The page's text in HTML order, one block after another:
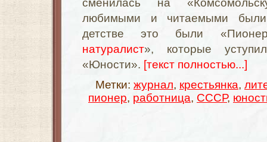
сменилась на
любимыми и читаемыми
детстве это были
натуралист», которые
«Юности». [текст полностью...]
Метки: журнал, крестьянка,
пионер, работница, СССР,